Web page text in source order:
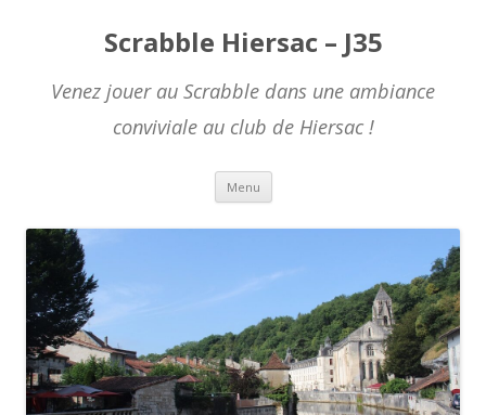
Scrabble Hiersac – J35
Venez jouer au Scrabble dans une ambiance
conviviale au club de Hiersac !
Menu Skip to content